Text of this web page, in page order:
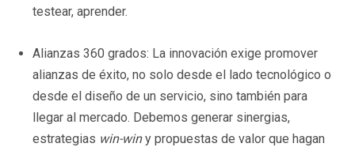
testear, aprender.
Alianzas 360 grados: La innovación exige promover
alianzas de éxito, no solo desde el lado tecnológico o
desde el diseño de un servicio, sino también para
llegar al mercado. Debemos generar sinergias,
estrategias win-winy propuestas de valor que hagan